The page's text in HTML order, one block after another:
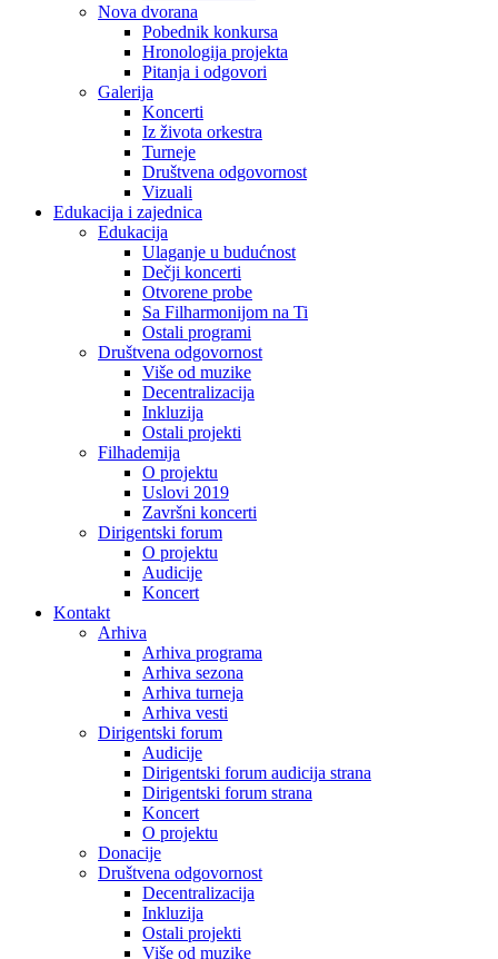
Nova dvorana
Pobednik konkursa
Hronologija projekta
Pitanja i odgovori
Galerija
Koncerti
Iz života orkestra
Turneje
Društvena odgovornost
Vizuali
Edukacija i zajednica
Edukacija
Ulaganje u budućnost
Dečji koncerti
Otvorene probe
Sa Filharmonijom na Ti
Ostali programi
Društvena odgovornost
Više od muzike
Decentralizacija
Inkluzija
Ostali projekti
Filhademija
O projektu
Uslovi 2019
Završni koncerti
Dirigentski forum
O projektu
Audicije
Koncert
Kontakt
Arhiva
Arhiva programa
Arhiva sezona
Arhiva turneja
Arhiva vesti
Dirigentski forum
Audicije
Dirigentski forum audicija strana
Dirigentski forum strana
Koncert
O projektu
Donacije
Društvena odgovornost
Decentralizacija
Inkluzija
Ostali projekti
Više od muzike